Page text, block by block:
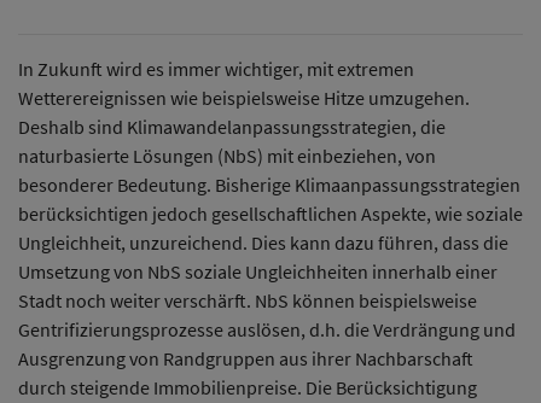
In Zukunft wird es immer wichtiger, mit extremen
Wetterereignissen wie beispielsweise Hitze umzugehen.
Deshalb sind Klimawandelanpassungsstrategien, die
naturbasierte Lösungen (NbS) mit einbeziehen, von
besonderer Bedeutung. Bisherige Klimaanpassungsstrategien
berücksichtigen jedoch gesellschaftlichen Aspekte, wie soziale
Ungleichheit, unzureichend. Dies kann dazu führen, dass die
Umsetzung von NbS soziale Ungleichheiten innerhalb einer
Stadt noch weiter verschärft. NbS können beispielsweise
Gentrifizierungsprozesse auslösen, d.h. die Verdrängung und
Ausgrenzung von Randgruppen aus ihrer Nachbarschaft
durch steigende Immobilienpreise. Die Berücksichtigung